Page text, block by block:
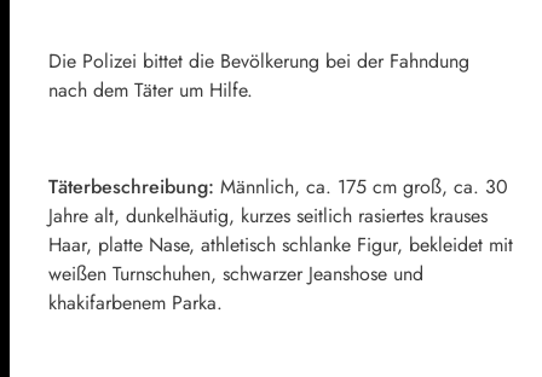
Die Polizei bittet die Bevölkerung bei der Fahndung
nach dem Täter um Hilfe.
Täterbeschreibung: Männlich, ca. 175 cm groß, ca. 30
Jahre alt, dunkelhäutig, kurzes seitlich rasiertes krauses
Haar, platte Nase, athletisch schlanke Figur, bekleidet mit
weißen Turnschuhen, schwarzer Jeanshose und
khakifarbenem Parka.